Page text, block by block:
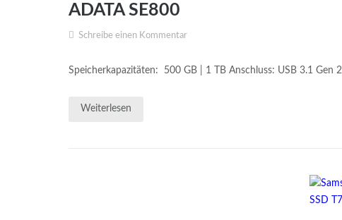
ADATA SE800
Schreibe einen Kommentar
Speicherkapazitäten: 500 GB | 1 TB Anschluss: USB 3.1 Gen
Weiterlesen